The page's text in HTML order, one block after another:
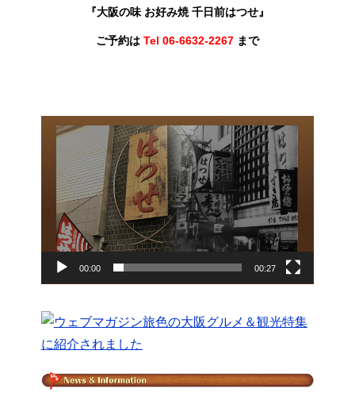
『大阪の味 お好み焼 千日前はつせ』
ご予約は Tel 06-6632-2267 まで
00:00 00:27